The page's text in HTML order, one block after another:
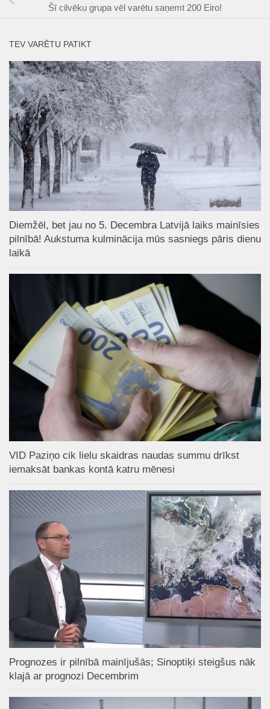
Šī cilvēku grupa vēl varētu saņemt 200 Eiro!
TEV VARĒTU PATIKT
Diemžēl, bet jau no 5. Decembra Latvijā laiks mainīsies
pilnībā! Aukstuma kulminācija mūs sasniegs pāris dienu
laikā
VID Paziņo cik lielu skaidras naudas summu drīkst
iemaksāt bankas kontā katru mēnesi
Prognozes ir pilnībā mainījušās; Sinoptiķi steigšus nāk
klajā ar prognozi Decembrim